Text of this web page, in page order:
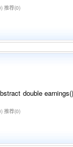
推荐(0)
double
推荐(0)